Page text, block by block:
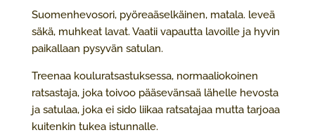
Suomenhevosori, pyöreaäselkäinen, matala. leveä
säkä, muhkeat lavat. Vaatii vapautta lavoille ja hyvin
paikallaan pysyvän satulan.
Treenaa kouluratsastuksessa, normaaliokoinen
ratsastaja, joka toivoo pääsevänsaä lähelle hevosta
ja satulaa, joka ei sido liikaa ratsatajaa mutta tarjoaa
kuitenkin tukea istunnalle.